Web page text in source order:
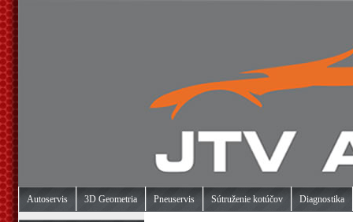
Autoservis 3D Geometria Pneuservis Sútruženie kotúčov Diagnostika